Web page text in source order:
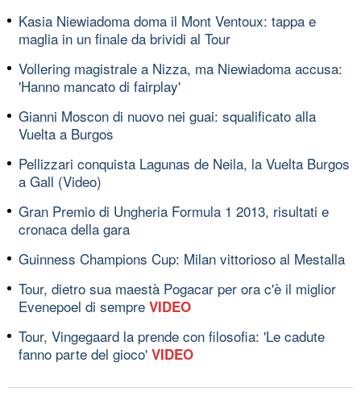
Kasia Niewiadoma doma il Mont Ventoux: tappa e
maglia in un finale da brividi al Tour
Vollering magistrale a Nizza, ma Niewiadoma accusa:
'Hanno mancato di fairplay'
Gianni Moscon di nuovo nei guai: squalificato alla
Vuelta a Burgos
Pellizzari conquista Lagunas de Neila, la Vuelta Burgos
a Gall (Video)
Gran Premio di Ungheria Formula 1 2013, risultati e
cronaca della gara
Guinness Champions Cup: Milan vittorioso al Mestalla
Tour, dietro sua maestà Pogacar per ora c'è il miglior
Evenepoel di sempre VIDEO
Tour, Vingegaard la prende con filosofia: 'Le cadute
fanno parte del gioco' VIDEO